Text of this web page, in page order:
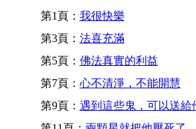
第1頁： 我很快樂
第3頁： 法喜充滿
第5頁： 佛法真實的利益
第7頁： 心不清淨，不能開慧
第9頁： 遇到這些鬼，可以送給